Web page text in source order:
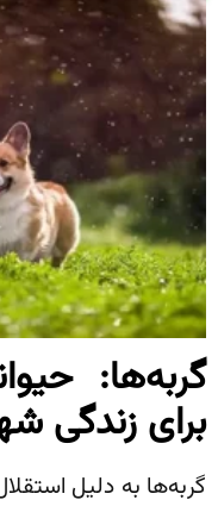
گربه‌ها:
برای زندگی
گربه‌ها به دلیل